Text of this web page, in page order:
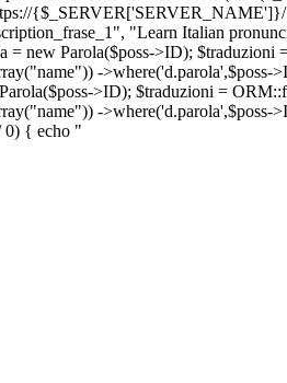
"Learn Italian
new Parola($poss->ID);
->where('d.parola',$poss-
>ID); $traduzioni =
->where('d.parola',$poss-
0) { echo "